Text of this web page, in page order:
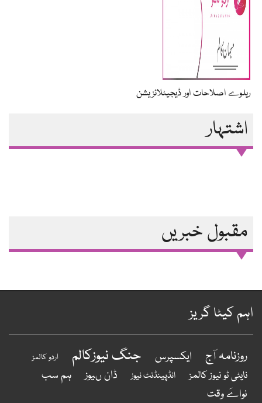
ریلوے اصلاحات اور ڈیجیٹلائزیشن
اشتہار
مقبول خبریں
کیٹا گریز
روزنامہ آج ایکسپرس جنگ نیوزکالم اردو کالمز
نایٹی ٹو نیوز کالمز انڈپینڈنٹ نیوز ڈان ںیوز ہم سب
نواےَ وقت